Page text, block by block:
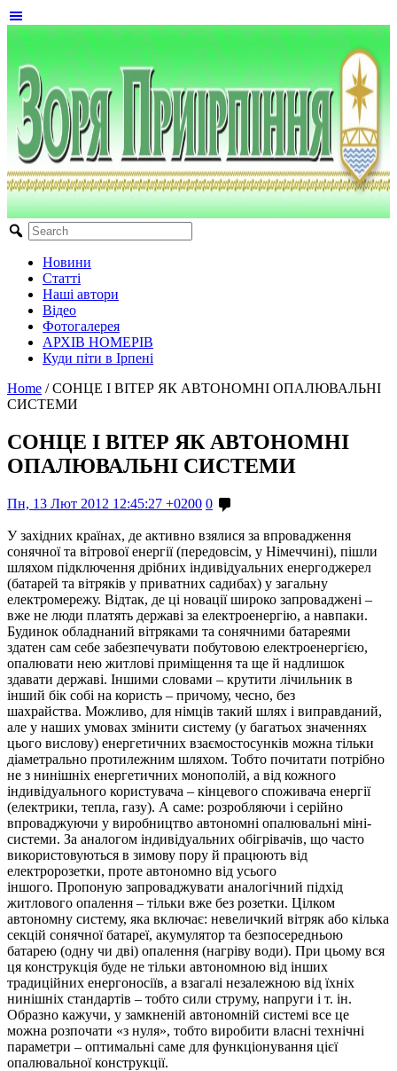
Новини
Статті
Наші автори
Відео
Фотогалерея
АРХІВ НОМЕРІВ
Куди піти в Ірпені
Home / СОНЦЕ І ВІТЕР ЯК АВТОНОМНІ ОПАЛЮВАЛЬНІ
СИСТЕМИ
СОНЦЕ І ВІТЕР ЯК АВТОНОМНІ
ОПАЛЮВАЛЬНІ СИСТЕМИ
Пн, 13 Лют 2012 12:45:27 +0200 0
У західних країнах, де активно взялися за впровадження
сонячної та вітрової енергії (передовсім, у Німеччині), пішли
шляхом підключення дрібних індивідуальних енергоджерел
(батарей та вітряків у приватних садибах) у загальну
електромережу. Відтак, де ці новації широко запроваджені –
вже не люди платять державі за електроенергію, а навпаки.
Будинок обладнаний вітряками та сонячними батареями
здатен сам себе забезпечувати побутовою електроенергією,
опалювати нею житлові приміщення та ще й надлишок
здавати державі. Іншими словами – крутити лічильник в
інший бік собі на користь – причому, чесно, без
шахрайства. Можливо, для німців такий шлях і виправданий,
але у наших умовах змінити систему (у багатьох значеннях
цього вислову) енергетичних взаємостосунків можна тільки
діаметрально протилежним шляхом. Тобто почитати потрібно
не з нинішніх енергетичних монополій, а від кожного
індивідуального користувача – кінцевого споживача енергії
(електрики, тепла, газу). А саме: розробляючи і серійно
впроваджуючи у виробництво автономні опалювальні міні-
системи. За аналогом індивідуальних обігрівачів, що часто
використовуються в зимову пору й працюють від
електророзетки, проте автономно від усього
іншого. Пропоную запроваджувати аналогічний підхід
житлового опалення – тільки вже без розетки. Цілком
автономну систему, яка включає: невеличкий вітряк або кілька
секцій сонячної батареї, акумулятор та безпосередньою
батарею (одну чи дві) опалення (нагріву води). При цьому вся
ця конструкція буде не тільки автономною від інших
традиційних енергоносіїв, а взагалі незалежною від їхніх
нинішніх стандартів – тобто сили струму, напруги і т. ін.
Образно кажучи, у замкненій автономній системі все це
можна розпочати «з нуля», тобто виробити власні технічні
параметри – оптимальні саме для функціонування цієї
опалювальної конструкції.